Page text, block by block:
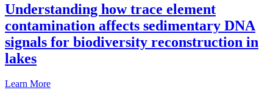
Understanding how trace element
contamination affects sedimentary DNA
signals for biodiversity reconstruction in
lakes
Learn More